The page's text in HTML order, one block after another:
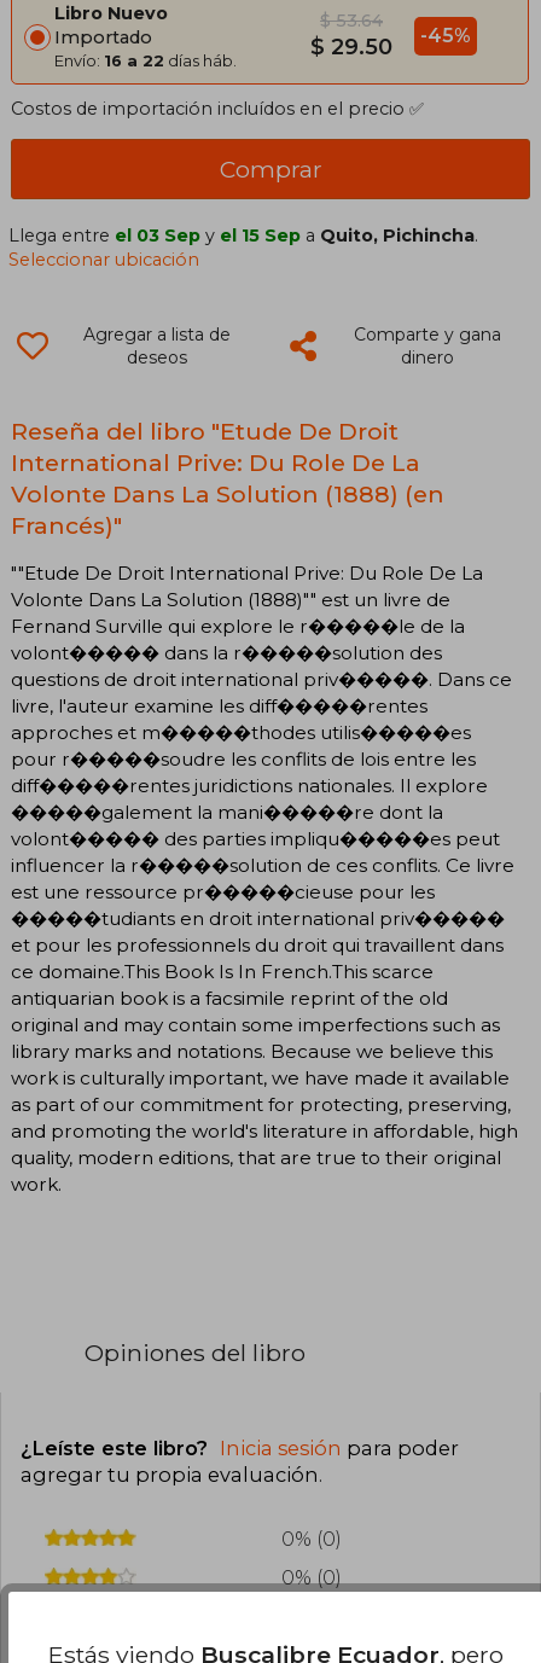
Libro Nuevo
Importado
Envío: 16 a 22 días háb.
$ 53.64
$ 29.50 -45%
Costos de importación incluídos en el precio ✅
Comprar
Llega entre el 03 Sep y el 15 Sep a Quito, Pichincha.
Seleccionar ubicación
Agregar a lista de
deseos
Comparte y gana
dinero
Reseña del libro "Etude De Droit
International Prive: Du Role De La
Volonte Dans La Solution (1888) (en
Francés)"
""Etude De Droit International Prive: Du Role De La
Volonte Dans La Solution (1888)"" est un livre de
Fernand Surville qui explore le r�����le de la
volont����� dans la r�����solution des
questions de droit international priv�����. Dans ce
livre, l'auteur examine les diff�����rentes
approches et m�����thodes utilis�����es
pour r�����soudre les conflits de lois entre les
diff�����rentes juridictions nationales. Il explore
�����galement la mani�����re dont la
volont����� des parties impliqu�����es peut
influencer la r�����solution de ces conflits. Ce livre
est une ressource pr�����cieuse pour les
�����tudiants en droit international priv�����
et pour les professionnels du droit qui travaillent dans
ce domaine.This Book Is In French.This scarce
antiquarian book is a facsimile reprint of the old
original and may contain some imperfections such as
library marks and notations. Because we believe this
work is culturally important, we have made it available
as part of our commitment for protecting, preserving,
and promoting the world's literature in affordable, high
quality, modern editions, that are true to their original
work.
Opiniones del libro
¿Leíste este libro? Inicia sesión para poder
agregar tu propia evaluación.
0% (0)
0% (0)
0% (0)
Estás viendo Buscalibre Ecuador, pero